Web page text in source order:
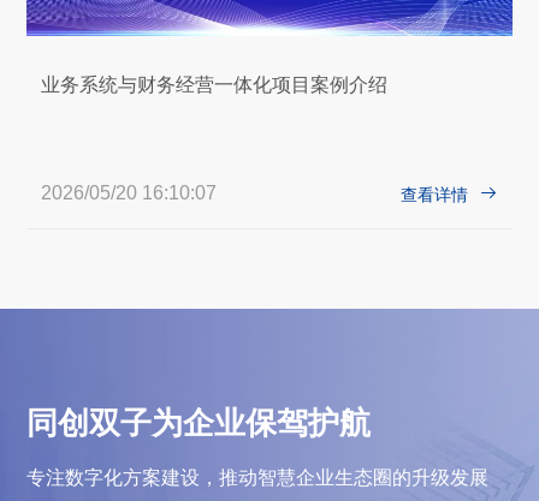
业务系统与财务经营一体化项目案例介绍
2026/05/20 16:10:07 查看详情 
同创双子为企业保驾护航
专注数字化方案建设，推动智慧企业生态圈的升级发展